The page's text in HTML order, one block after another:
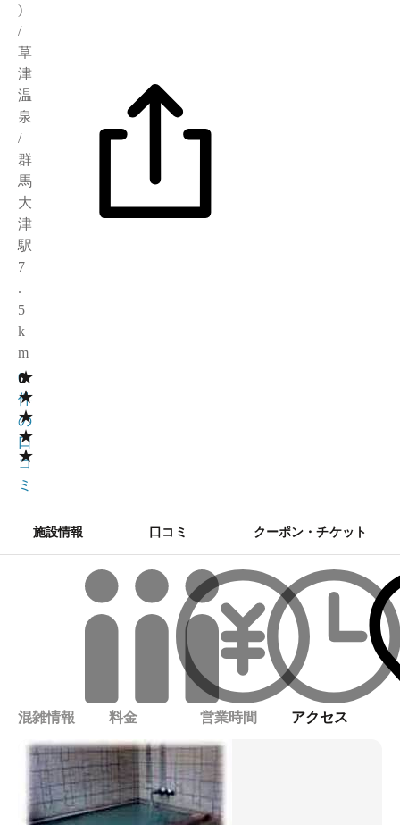
)
/
草
津
温
泉
/
群
馬
大
津
駅
7
.
5
k
m
★
★
★
★
★
0
0
件
の
口
コ
ミ
施設情報 口コミ クーポン・チケット
混雑情報 料金 営業時間 アクセス